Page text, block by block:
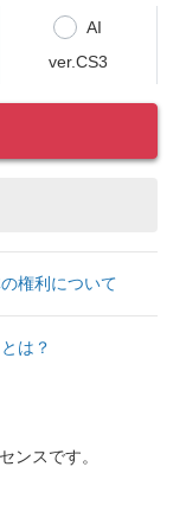
AI
ver.CS3
権利について
は？
ンスです。